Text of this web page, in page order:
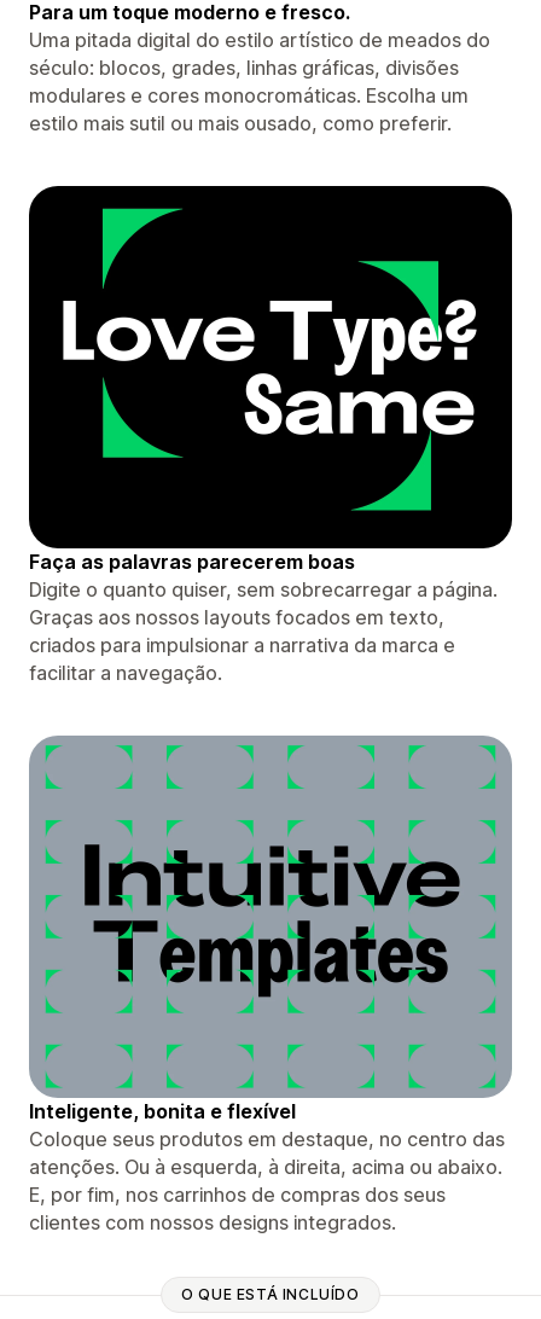
Para um toque moderno e fresco.
Uma pitada digital do estilo artístico de meados do
século: blocos, grades, linhas gráficas, divisões
modulares e cores monocromáticas. Escolha um
estilo mais sutil ou mais ousado, como preferir.
Faça as palavras parecerem boas
Digite o quanto quiser, sem sobrecarregar a página.
Graças aos nossos layouts focados em texto,
criados para impulsionar a narrativa da marca e
facilitar a navegação.
Inteligente, bonita e flexível
Coloque seus produtos em destaque, no centro das
atenções. Ou à esquerda, à direita, acima ou abaixo.
E, por fim, nos carrinhos de compras dos seus
clientes com nossos designs integrados.
O QUE ESTÁ INCLUÍDO